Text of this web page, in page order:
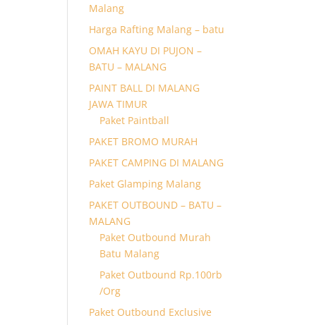
Malang
Harga Rafting Malang – batu
OMAH KAYU DI PUJON –
BATU – MALANG
PAINT BALL DI MALANG
JAWA TIMUR
Paket Paintball
PAKET BROMO MURAH
PAKET CAMPING DI MALANG
Paket Glamping Malang
PAKET OUTBOUND – BATU –
MALANG
Paket Outbound Murah
Batu Malang
Paket Outbound Rp.100rb
/Org
Paket Outbound Exclusive